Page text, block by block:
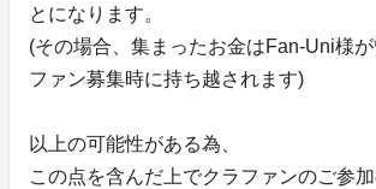
とになります。
(その場合、集まったお金はFan-Uni様
ファン募集時に持ち越されます)
以上の可能性がある為、
この点を含んだ上でクラファンのご参